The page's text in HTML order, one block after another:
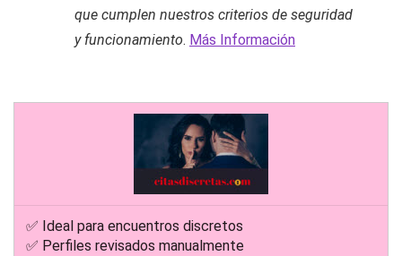
que cumplen nuestros criterios de seguridad
y funcionamiento. Más Información
✅ Ideal para encuentros discretos
✅ Perfiles revisados manualmente